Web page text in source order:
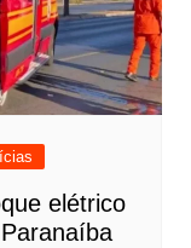
elétrico